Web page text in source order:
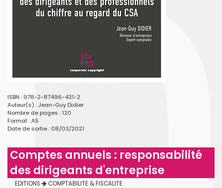
ISBN : 978-2-87496-431-2
Auteur(s) :Jean-Guy Didier
Nombre de pages : 120
Format : A5
Date de sortie : 08/03/2021
Comptes annuels : responsabilité
des dirigeants d'entreprise
EDITIONS COMPTABILITE & FISCALITE